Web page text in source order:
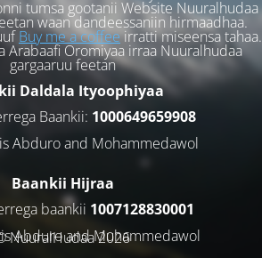
tumsa gootanii Website Nuuralhudaa
waan dandeessaniin hirmaadhaa.
Buy me a coffeeirratti miseensa tahaa.
Arabaafi Oromiyaa irraa Nuuralhudaa
gargaaruu feetan
Daldala Ityoophiyaa
Baankii: 1000649659908
Abduro and Mohammedawol
Baankii Hijraa
baankii 1007128830001
Abduro and Muhammedawol
NuuralHudaa 2026